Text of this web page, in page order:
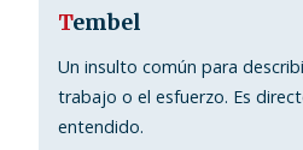
Tembel
Un insulto común para
trabajo o el esfuerzo. Es
entendido.